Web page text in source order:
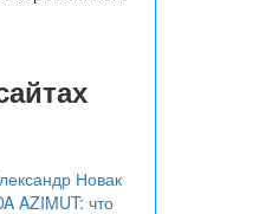
Новак
AZIMUT: что